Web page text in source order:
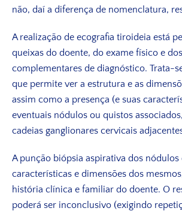
não, daí a diferença de nomenclatura,
A realização de ecografia tiroideia está
queixas do doente, do exame físico e
complementares de diagnóstico. Trata-
que permite ver a estrutura e as
assim como a presença (e suas
eventuais nódulos ou quistos
cadeias ganglionares cervicais
A punção biópsia aspirativa dos nódulos
características e dimensões dos
história clínica e familiar do doente. O
poderá ser inconclusivo (exigindo